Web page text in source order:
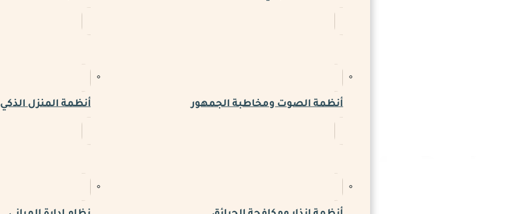
أنظمة الصوت ومخاطبة الجمهور أنظمة المنزل الذكي